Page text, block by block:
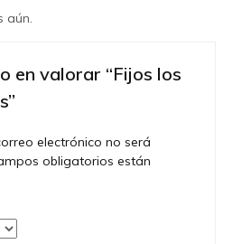
aún.
en valorar “Fijos los
electrónico no será
obligatorios están